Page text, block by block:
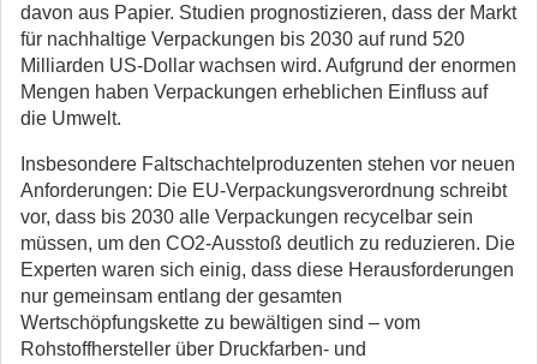
davon aus Papier. Studien prognostizieren, dass der Markt
für nachhaltige Verpackungen bis 2030 auf rund 520
Milliarden US-Dollar wachsen wird. Aufgrund der enormen
Mengen haben Verpackungen erheblichen Einfluss auf
die Umwelt.
Insbesondere Faltschachtelproduzenten stehen vor neuen
Anforderungen: Die EU-Verpackungsverordnung schreibt
vor, dass bis 2030 alle Verpackungen recycelbar sein
müssen, um den CO2-Ausstoß deutlich zu reduzieren. Die
Experten waren sich einig, dass diese Herausforderungen
nur gemeinsam entlang der gesamten
Wertschöpfungskette zu bewältigen sind – vom
Rohstoffhersteller über Druckfarben- und